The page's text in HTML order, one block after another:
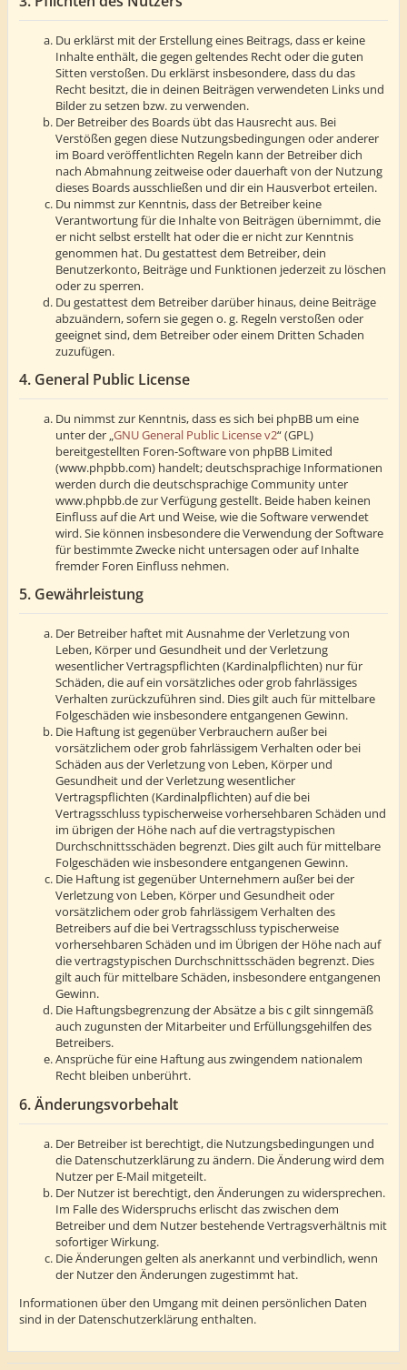
Du erklärst mit der Erstellung eines Beitrags, dass er keine
Inhalte enthält, die gegen geltendes Recht oder die guten
Sitten verstoßen. Du erklärst insbesondere, dass du das
Recht besitzt, die in deinen Beiträgen verwendeten Links und
Bilder zu setzen bzw. zu verwenden.
Der Betreiber des Boards übt das Hausrecht aus. Bei
Verstößen gegen diese Nutzungsbedingungen oder anderer
im Board veröffentlichten Regeln kann der Betreiber dich
nach Abmahnung zeitweise oder dauerhaft von der Nutzung
dieses Boards ausschließen und dir ein Hausverbot erteilen.
Du nimmst zur Kenntnis, dass der Betreiber keine
Verantwortung für die Inhalte von Beiträgen übernimmt, die
er nicht selbst erstellt hat oder die er nicht zur Kenntnis
genommen hat. Du gestattest dem Betreiber, dein
Benutzerkonto, Beiträge und Funktionen jederzeit zu löschen
oder zu sperren.
Du gestattest dem Betreiber darüber hinaus, deine Beiträge
abzuändern, sofern sie gegen o. g. Regeln verstoßen oder
geeignet sind, dem Betreiber oder einem Dritten Schaden
zuzufügen.
4. General Public License
Du nimmst zur Kenntnis, dass es sich bei phpBB um eine
unter der „GNU General Public License v2“ (GPL)
bereitgestellten Foren-Software von phpBB Limited
(www.phpbb.com) handelt; deutschsprachige Informationen
werden durch die deutschsprachige Community unter
www.phpbb.de zur Verfügung gestellt. Beide haben keinen
Einfluss auf die Art und Weise, wie die Software verwendet
wird. Sie können insbesondere die Verwendung der Software
für bestimmte Zwecke nicht untersagen oder auf Inhalte
fremder Foren Einfluss nehmen.
5. Gewährleistung
Der Betreiber haftet mit Ausnahme der Verletzung von
Leben, Körper und Gesundheit und der Verletzung
wesentlicher Vertragspflichten (Kardinalpflichten) nur für
Schäden, die auf ein vorsätzliches oder grob fahrlässiges
Verhalten zurückzuführen sind. Dies gilt auch für mittelbare
Folgeschäden wie insbesondere entgangenen Gewinn.
Die Haftung ist gegenüber Verbrauchern außer bei
vorsätzlichem oder grob fahrlässigem Verhalten oder bei
Schäden aus der Verletzung von Leben, Körper und
Gesundheit und der Verletzung wesentlicher
Vertragspflichten (Kardinalpflichten) auf die bei
Vertragsschluss typischerweise vorhersehbaren Schäden und
im übrigen der Höhe nach auf die vertragstypischen
Durchschnittsschäden begrenzt. Dies gilt auch für mittelbare
Folgeschäden wie insbesondere entgangenen Gewinn.
Die Haftung ist gegenüber Unternehmern außer bei der
Verletzung von Leben, Körper und Gesundheit oder
vorsätzlichem oder grob fahrlässigem Verhalten des
Betreibers auf die bei Vertragsschluss typischerweise
vorhersehbaren Schäden und im Übrigen der Höhe nach auf
die vertragstypischen Durchschnittsschäden begrenzt. Dies
gilt auch für mittelbare Schäden, insbesondere entgangenen
Gewinn.
Die Haftungsbegrenzung der Absätze a bis c gilt sinngemäß
auch zugunsten der Mitarbeiter und Erfüllungsgehilfen des
Betreibers.
Ansprüche für eine Haftung aus zwingendem nationalem
Recht bleiben unberührt.
6. Änderungsvorbehalt
Der Betreiber ist berechtigt, die Nutzungsbedingungen und
die Datenschutzerklärung zu ändern. Die Änderung wird dem
Nutzer per E-Mail mitgeteilt.
Der Nutzer ist berechtigt, den Änderungen zu widersprechen.
Im Falle des Widerspruchs erlischt das zwischen dem
Betreiber und dem Nutzer bestehende Vertragsverhältnis mit
sofortiger Wirkung.
Die Änderungen gelten als anerkannt und verbindlich, wenn
der Nutzer den Änderungen zugestimmt hat.
Informationen über den Umgang mit deinen persönlichen Daten
sind in der Datenschutzerklärung enthalten.